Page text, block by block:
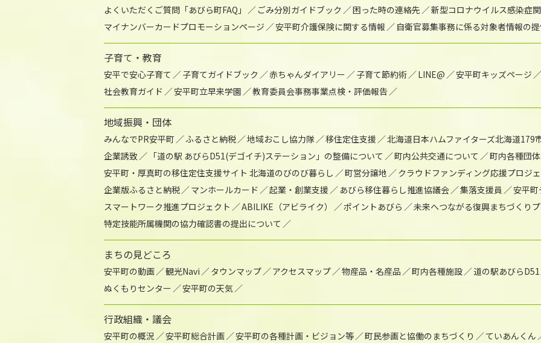
よくいただくご質問「あびら町FAQ」
ごみ分別ガイドブック 困った時の連絡先
新型コロナウイルス感染症
マイナンバーカードプロモーションページ
安平町介護保険に関する情報 自衛官募集事務に係る対象者情報の
子育て・教育
安平で安心子育て 子育てガイドブック 赤ちゃんダイアリー 子育て節約術 LINE@
安平町キッズページ
社会教育ガイド
安平町立早来学園 教育委員会事務事業点検・評価報告
地域振興・団体
みんなでPR安平町 ふるさと納税 地域おこし協力隊 移住定住支援
北海道日本ハムファイターズ北海道179
企業誘致
「道の駅 あびらD51(デゴイチ)ステーション」の整備について 町内公共交通について
町内各種団
安平町・厚真町の移住定住支援サイト 北海道のびのび暮らし
町営分譲地
クラウドファンディング応援プロジ
企業版ふるさと納税
マンホールカード 起業・創業支援 あびら移住暮らし推進協議会 集落支援員
安平
スマートワーク推進プロジェクト
ABILIKE（アビライク） ポイントあびら
未来へつながる復興まちづくり
特定技能所属機関の協力確認書の提出について
まちの見どころ
安平町の動画 観光Navi タウンマップ アクセスマップ 物産品・名産品 町内各種施設
道の駅あびら
ぬくもりセンター
安平町の天気
行政組織・議会
安平町の概況 安平町総合計画 安平町の各種計画・ビジョン等 町民参画と協働のまちづくり
ていあんくん